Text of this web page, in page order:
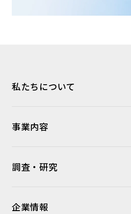
私たちについて
事業内容
調査・研究
企業情報